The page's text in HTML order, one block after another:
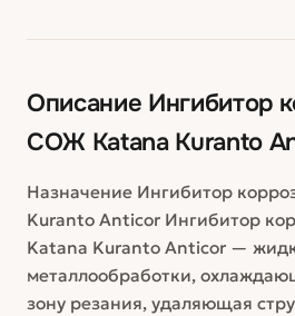
Описание Ингибитор
СОЖ Katana Kuranto
Назначение Ингибитор
Kuranto Anticor Ингибитор
Katana Kuranto Anticor —
металлообработки,
зону резания, удаляющая